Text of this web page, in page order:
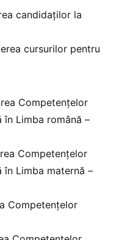
la
pentru
Limba română –
Limba maternă –
Competențelor